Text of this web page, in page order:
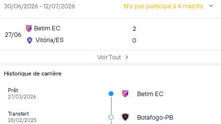
30/06/2026 - 12/07/2026 N'a pas participé à 4 matchs
27/06
Betim EC
Vitória/ES
2
0
Voir Tout
Historique de carrière
Prêt
27/03/2026
Betim EC
Transfert
28/02/2025
Botafogo-PB